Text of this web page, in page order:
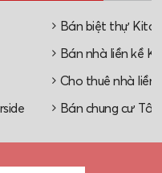
Bán biệt thự Kita
Bán nhà liền kề
Cho thuê nhà liền
Bán chung cư Tây